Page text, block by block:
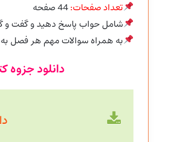
تعداد صفحات:44 صفحه
شامل حواب پاسخ دهید و گفت و
به همراه سوالات مهم هر فصل
دانلود جزوه